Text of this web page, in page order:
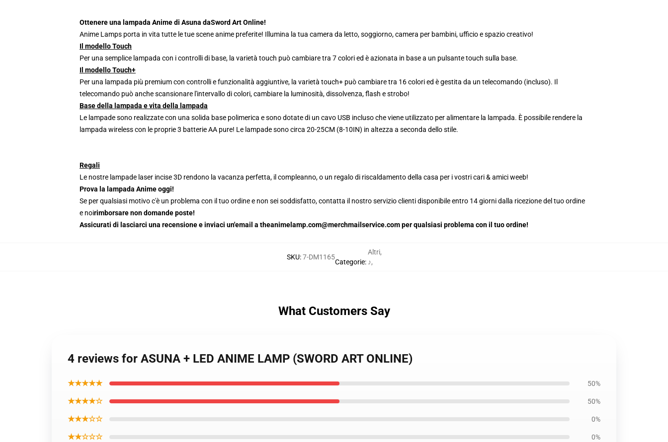
Ottenere una lampada Anime di Asuna daSword Art Online!
Anime Lamps porta in vita tutte le tue scene anime preferite! Illumina la tua camera da letto, soggiorno, camera per bambini, ufficio e spazio creativo!
Il modello Touch
Per una semplice lampada con i controlli di base, la varietà touch può cambiare tra 7 colori ed è azionata in base a un pulsante touch sulla base.
Il modello Touch+
Per una lampada più premium con controlli e funzionalità aggiuntive, la varietà touch+ può cambiare tra 16 colori ed è gestita da un telecomando (incluso). Il
telecomando può anche scansionare l'intervallo di colori, cambiare la luminosità, dissolvenza, flash e strobo!
Base della lampada e vita della lampada
Le lampade sono realizzate con una solida base polimerica e sono dotate di un cavo USB incluso che viene utilizzato per alimentare la lampada. È possibile rendere la
lampada wireless con le proprie 3 batterie AA pure! Le lampade sono circa 20-25CM (8-10IN) in altezza a seconda dello stile.
Regali
Le nostre lampade laser incise 3D rendono la vacanza perfetta, il compleanno, o un regalo di riscaldamento della casa per i vostri cari & amici weeb!
Prova la lampada Anime oggi!
Se per qualsiasi motivo c'è un problema con il tuo ordine e non sei soddisfatto, contatta il nostro servizio clienti disponibile entro 14 giorni dalla ricezione del tuo ordine
e noirimborsare non domande poste!
Assicurati di lasciarci una recensione e inviaci un'email a theanimelamp.com@merchmailservice.com per qualsiasi problema con il tuo ordine!
SKU:7-DM1165
Categorie:
Altri,
♪,
What Customers Say
4 reviews for ASUNA + LED ANIME LAMP (SWORD ART ONLINE)
★★★★★ 50%
★★★★☆ 50%
★★★☆☆ 0%
★★☆☆☆ 0%